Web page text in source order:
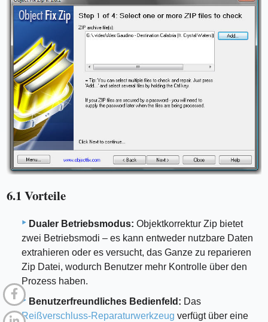
6.1 Vorteile
Dualer Betriebsmodus: Objektkorrektur Zip bietet
zwei Betriebsmodi – es kann entweder nutzbare Daten
extrahieren oder es versucht, das Ganze zu reparieren
Zip Datei, wodurch Benutzer mehr Kontrolle über den
Prozess haben.
Benutzerfreundliches Bedienfeld: Das
Reißverschluss-Reparaturwerkzeug verfügt über eine